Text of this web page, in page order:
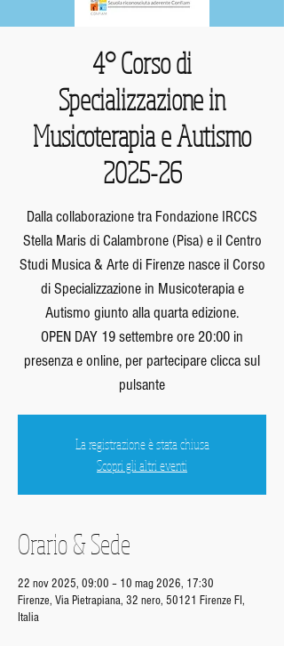
4° Corso di
Specializzazione in
Musicoterapia e Autismo
2025-26
Dalla collaborazione tra Fondazione IRCCS
Stella Maris di Calambrone (Pisa) e il Centro
Studi Musica & Arte di Firenze nasce il Corso
di Specializzazione in Musicoterapia e
Autismo giunto alla quarta edizione.
OPEN DAY 19 settembre ore 20:00 in
presenza e online, per partecipare clicca sul
pulsante
La registrazione è stata chiusa
Scopri gli altri eventi
Orario & Sede
22 nov 2025, 09:00 – 10 mag 2026, 17:30
Firenze, Via Pietrapiana, 32 nero, 50121 Firenze FI,
Italia